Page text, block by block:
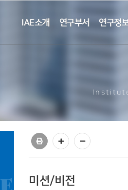
IAE소개 연구부서 연구정
미션/비전